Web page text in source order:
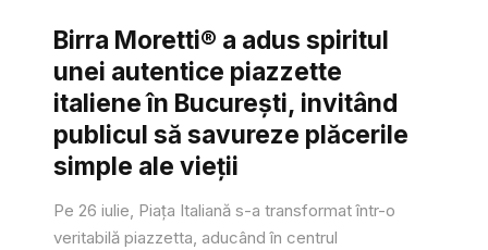
Birra Moretti® a adus spiritul
unei autentice piazzette
italiene în București, invitând
publicul să savureze plăcerile
simple ale vieții
Pe 26 iulie, Piața Italiană s-a transformat într-o
veritabilă piazzetta, aducând în centrul